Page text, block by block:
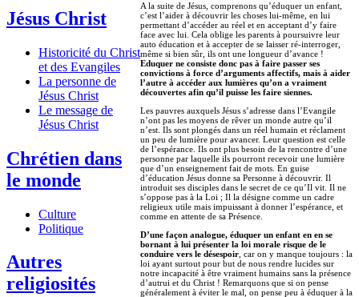
Jésus Christ
Historicité du Christ
et des Evangiles
La personne de
Jésus Christ
Le message de
Jésus Christ
Chrétien dans
le monde
Culture
Politique
Autres
religiosités
A la suite de Jésus, comprenons qu’éduquer un enfant,
c’est l’aider à découvrir les choses lui-même, en lui
permettant d’accéder au réel et en acceptant d’y faire
face avec lui. Cela oblige les parents à poursuivre leur
auto éducation et à accepter de se laisser ré-interroger,
même si bien sûr, ils ont une longueur d’avance !
Eduquer ne consiste donc pas à faire passer ses
convictions à force d’arguments affectifs, mais à aider
l’autre à accéder aux lumières qu’on a vraiment
découvertes afin qu’il puisse les faire siennes.
Les pauvres auxquels Jésus s’adresse dans l’Evangile
n’ont pas les moyens de rêver un monde autre qu’il
n’est. Ils sont plongés dans un réel humain et réclament
un peu de lumière pour avancer. Leur question est celle
de l’espérance. Ils ont plus besoin de la rencontre d’une
personne par laquelle ils pourront recevoir une lumière
que d’un enseignement fait de mots. En guise
d’éducation Jésus donne sa Personne à découvrir. Il
introduit ses disciples dans le secret de ce qu’Il vit. Il ne
s’oppose pas à la Loi ; Il la désigne comme un cadre
religieux utile mais impuissant à donner l’espérance, et
comme en attente de sa Présence.
D’une façon analogue, éduquer un enfant en en se
bornant à lui présenter la loi morale risque de le
conduire vers le désespoir, car on y manque toujours : la
loi ayant surtout pour but de nous rendre lucides sur
notre incapacité à être vraiment humains sans la présence
d’autrui et du Christ ! Remarquons que si on pense
généralement à éviter le mal, on pense peu à éduquer à la